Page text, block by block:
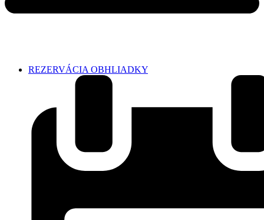
REZERVÁCIA OBHLIADKY